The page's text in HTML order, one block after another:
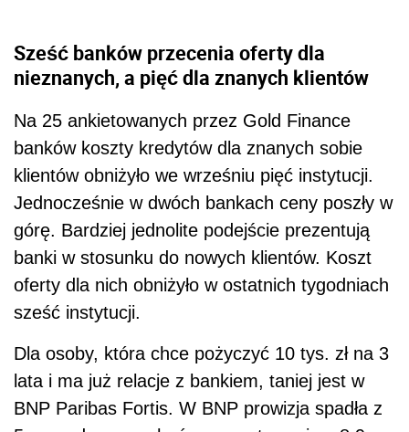
Sześć banków przecenia oferty dla
nieznanych, a pięć dla znanych klientów
Na 25 ankietowanych przez Gold Finance
banków koszty kredytów dla znanych sobie
klientów obniżyło we wrześniu pięć instytucji.
Jednocześnie w dwóch bankach ceny poszły w
górę. Bardziej jednolite podejście prezentują
banki w stosunku do nowych klientów. Koszt
oferty dla nich obniżyło w ostatnich tygodniach
sześć instytucji.
Dla osoby, która chce pożyczyć 10 tys. zł na 3
lata i ma już relacje z bankiem, taniej jest w
BNP Paribas Fortis. W BNP prowizja spadła z